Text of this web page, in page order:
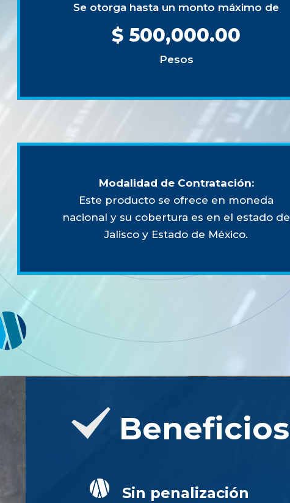
Se otorga hasta un monto máximo de
$ 500,000.00
Pesos
Modalidad de Contratación:
Este producto se ofrece en moneda
nacional y su cobertura es en el estado de
Jalisco y Estado de México.
Beneficios
Sin penalización